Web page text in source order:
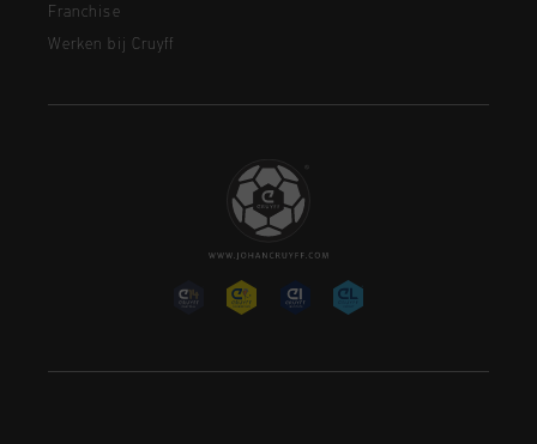
Franchise
Werken bij Cruyff